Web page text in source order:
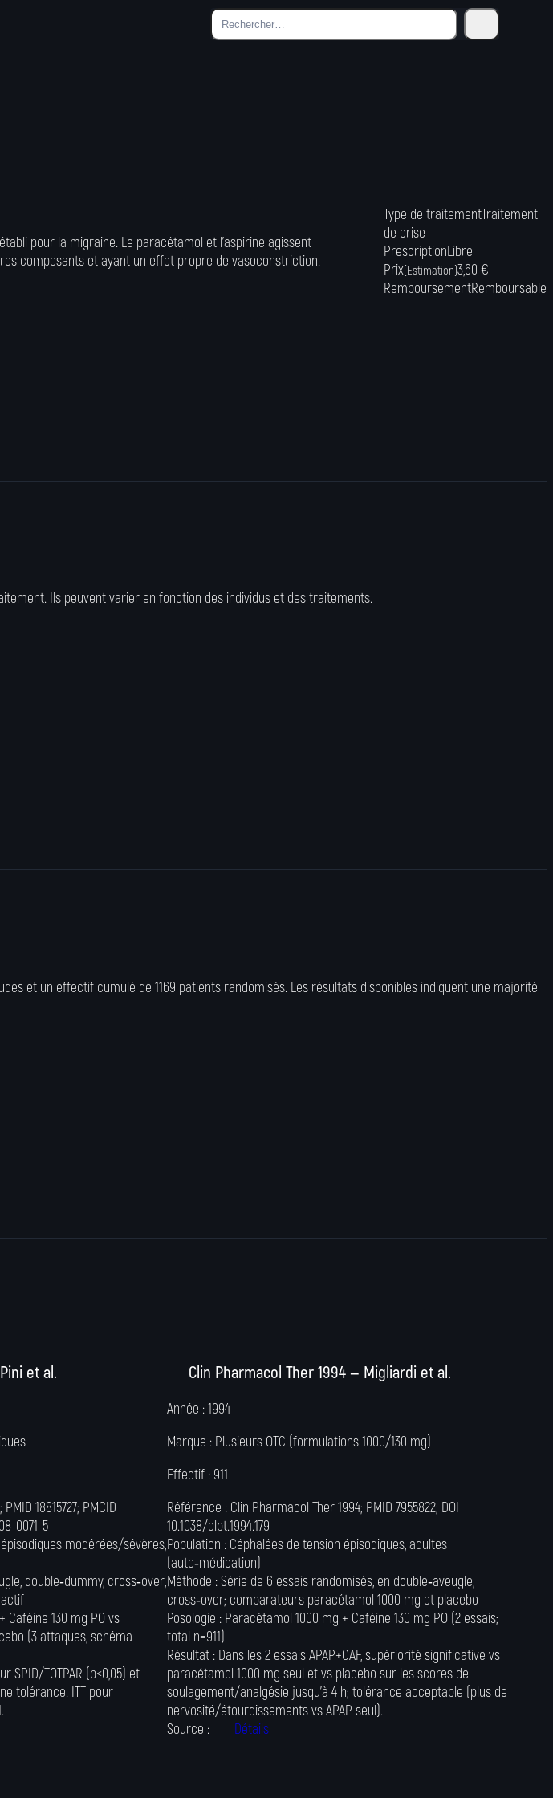
pour la migraine. Le paracétamol et l'aspirine agissent
composants et ayant un effet propre de vasoconstriction.
Type de traitementTraitement
de crise
PrescriptionLibre
Prix(Estimation)3,60 €
RemboursementRemboursable
Ils peuvent varier en fonction des individus et des traitements.
et un effectif cumulé de 1169 patients randomisés. Les résultats disponibles indiquent une majorité
et al.
18815727; PMCID
0071-5
modérées/sévères,
double‑dummy, cross‑over,
Caféine 130 mg PO vs
(3 attaques, schéma
SPID/TOTPAR (p<0,05) et
tolérance. ITT pour
Clin Pharmacol Ther 1994 — Migliardi et al.
Année :1994
Marque : Plusieurs OTC (formulations 1000/130 mg)
Effectif : 911
Référence : Clin Pharmacol Ther 1994; PMID 7955822; DOI
10.1038/clpt.1994.179
Population : Céphalées de tension épisodiques, adultes
(auto‑médication)
Méthode :Série de 6 essais randomisés, en double‑aveugle,
cross‑over; comparateurs paracétamol 1000 mg et placebo
Posologie : Paracétamol 1000 mg + Caféine 130 mg PO (2 essais;
total n=911)
Résultat : Dans les 2 essais APAP+CAF, supériorité significative vs
paracétamol 1000 mg seul et vs placebo sur les scores de
soulagement/analgésie jusqu’à 4 h; tolérance acceptable (plus de
nervosité/étourdissements vs APAP seul).
Source :
Détails